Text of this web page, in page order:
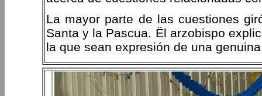
La mayor parte de las cuestiones
Santa y la Pascua. Ël arzobispo
la que sean expresión de una